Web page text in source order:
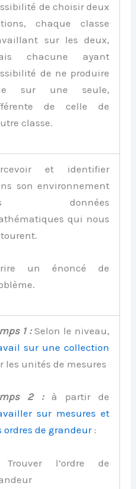
de choisir deux
chaque classe
sur les deux,
chacune ayant
de ne produire
sur une seule,
de celle de
classe.
et identifier
son environnement
données
qui nous
un énoncé de
1 :Selon le niveau,
sur une collection
les unités de mesures
2 :à partir de
sur mesures et
ordres de grandeur:
l’ordre de